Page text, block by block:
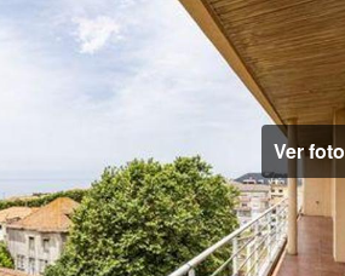
Ver foto